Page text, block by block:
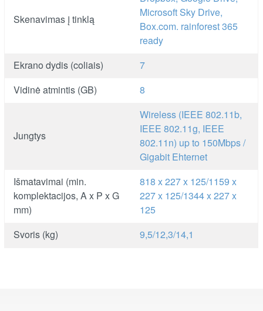
Skenavimas į tinklą
Microsoft Sky Drive,
Box.com. rainforest 365
ready
Ekrano dydis (coliais)
7
Vidinė atmintis (GB)
8
Jungtys
Wireless (IEEE 802.11b,
IEEE 802.11g, IEEE
802.11n) up to 150Mbps /
Gigabit Ehternet
Išmatavimai (min.
komplektacijos, A x P x G
mm)
818 x 227 x 125/1159 x
227 x 125/1344 x 227 x
125
Svoris (kg)
9,5/12,3/14,1